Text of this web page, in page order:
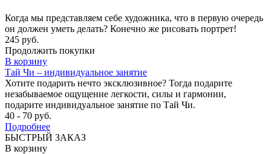
Когда мы представляем себе художника, что в первую очередь
он должен уметь делать? Конечно же рисовать портрет!
245 руб.
Продолжить покупки
В корзину
Тай Чи – индивидуальное занятие
Хотите подарить нечто эксклюзивное? Тогда подарите
незабываемое ощущение легкости, силы и гармонии,
подарите индивидуальное занятие по Тай Чи.
40 - 70 руб.
Подробнее
БЫСТРЫЙ ЗАКАЗ
В корзину